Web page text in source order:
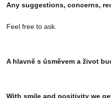
Any suggestions, concerns,
Feel free to ask.
A hlavně s úsměvem a život
With smile and positivity we